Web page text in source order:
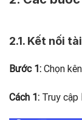
2.1. Kết nối
Bước 1: Chọn
Cách 1: Truy cập